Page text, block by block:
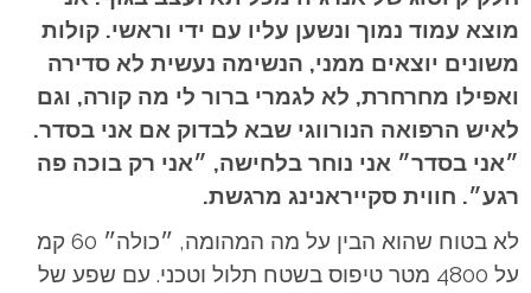
מוצא עמוד נמוך ונשען עליו עם ידי וראשי. קולות
משונים יוצאים ממני, הנשימה נעשית לא סדירה
ואפילו מחרחרת, לא לגמרי ברור לי מה קורה, וגם
לאיש הרפואה הנורווגי שבא לבדוק אם אני בסדר.
״אני בסדר״ אני נוחר בלחישה, ״אני רק בוכה פה
רגע״. חווית סקייראנינג מרגשת.
לא בטוח שהוא הבין על מה המהומה, ״כולה״ 60 קמ
על 4800 מטר טיפוס בשטח תלול וטכני. עם שפע של